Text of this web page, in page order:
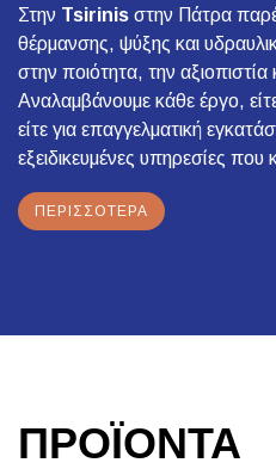
Στην Tsirinis στην Πάτρα
θέρμανσης, ψύξης και
στην ποιότητα, την αξιοπιστία
Αναλαμβάνουμε κάθε έργο,
είτε για επαγγελματική
εξειδικευμένες υπηρεσίες
ΠΕΡΙΣΣΌΤΕΡΑ
ΠΡΟΪΟΝΤΑ